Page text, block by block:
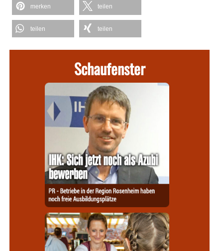
merken teilen
teilen teilen
Schaufenster